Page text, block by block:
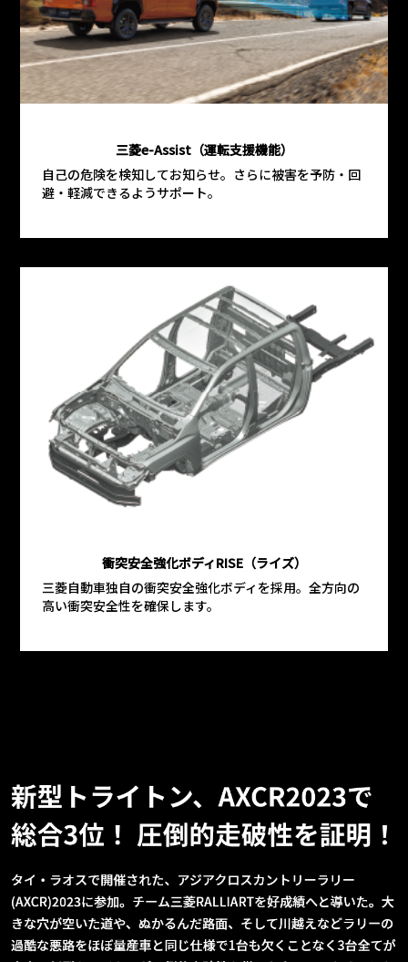
三菱e-Assist（運転支援機能）
自己の危険を検知してお知らせ。さらに被害を予防・回
避・軽減できるようサポート。
衝突安全強化ボディRISE（ライズ）
三菱自動車独自の衝突安全強化ボディを採用。全方向の
高い衝突安全性を確保します。